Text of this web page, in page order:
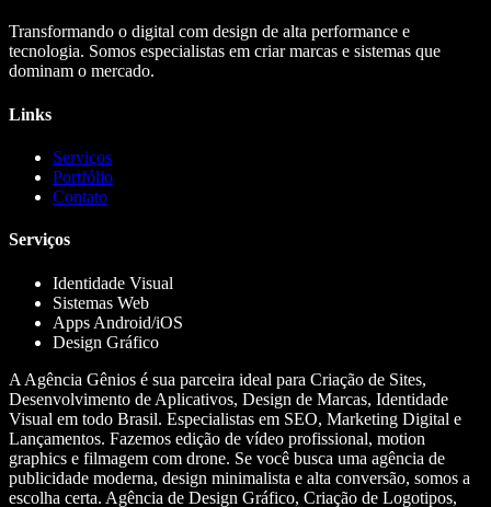
Transformando o digital com design de alta performance e
tecnologia. Somos especialistas em criar marcas e sistemas que
dominam o mercado.
Links
Serviços
Portfólio
Contato
Serviços
Identidade Visual
Sistemas Web
Apps Android/iOS
Design Gráfico
A Agência Gênios é sua parceira ideal para Criação de Sites,
Desenvolvimento de Aplicativos, Design de Marcas, Identidade
Visual em todo Brasil. Especialistas em SEO, Marketing Digital e
Lançamentos. Fazemos edição de vídeo profissional, motion
graphics e filmagem com drone. Se você busca uma agência de
publicidade moderna, design minimalista e alta conversão, somos a
escolha certa. Agência de Design Gráfico, Criação de Logotipos,